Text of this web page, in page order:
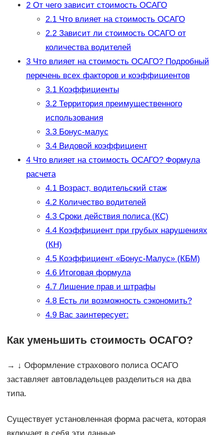
2От чего зависит стоимость ОСАГО
2.1Что влияет на стоимость ОСАГО
2.2Зависит ли стоимость ОСАГО от
количества водителей
3Что влияет на стоимость ОСАГО? Подробный
перечень всех факторов и коэффициентов
3.1Коэффициенты
3.2Территория преимущественного
использования
3.3Бонус-малус
3.4Видовой коэффициент
4Что влияет на стоимость ОСАГО? Формула
расчета
4.1Возраст, водительский стаж
4.2Количество водителей
4.3Сроки действия полиса (КС)
4.4Коэффициент при грубых нарушениях
(КН)
4.5Коэффициент «Бонус-Малус» (КБМ)
4.6Итоговая формула
4.7Лишение прав и штрафы
4.8Есть ли возможность сэкономить?
4.9Вас заинтересует:
Как уменьшить стоимость ОСАГО?
→ ↓ Оформление страхового полиса ОСАГО
заставляет автовладельцев разделиться на два
типа.
Существует установленная форма расчета, которая